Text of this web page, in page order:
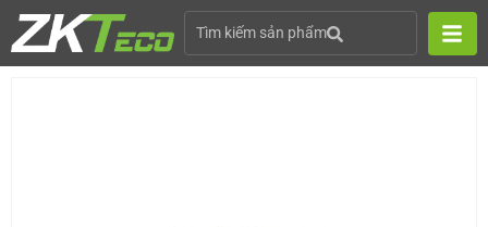
Tìm kiếm sản phẩm